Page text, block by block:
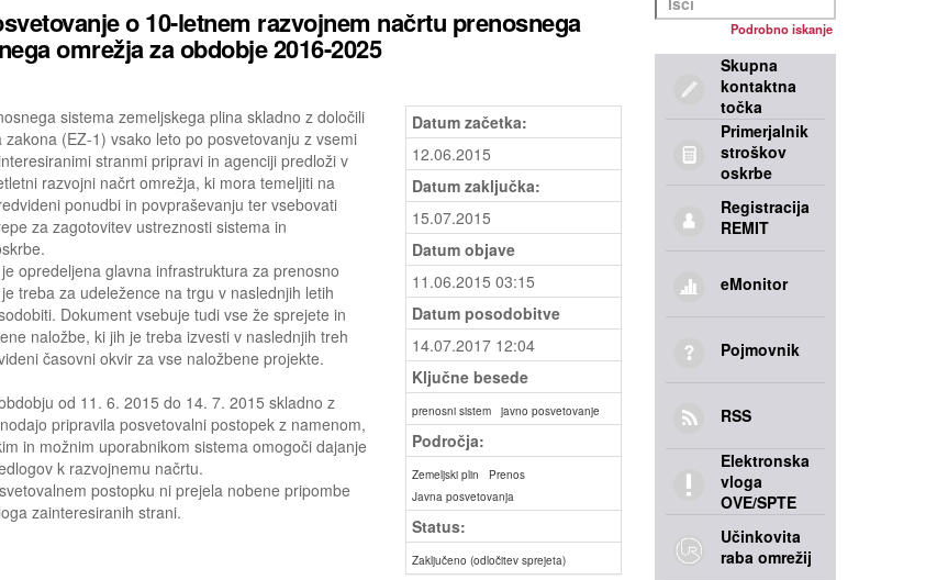
o 10-letnem razvojnem načrtu prenosnega
omrežja za obdobje 2016-2025
sistema zemeljskega plina skladno z določili
zakona (EZ-1) vsako leto po posvetovanju z vsemi
stranmi pripravi in agenciji predloži v
razvojni načrt omrežja, ki mora temeljiti na
ponudbi in povpraševanju ter vsebovati
za zagotovitev ustreznosti sistema in
opredeljena glavna infrastruktura za prenosno
treba za udeležence na trgu v naslednjih letih
Dokument vsebuje tudi vse že sprejete in
naložbe, ki jih je treba izvesti v naslednjih treh
časovni okvir za vse naložbene projekte.
od 11. 6. 2015 do 14. 7. 2015 skladno z
pripravila posvetovalni postopek z namenom,
in možnim uporabnikom sistema omogoči dajanje
k razvojnemu načrtu.
postopku ni prejela nobene pripombe
zainteresiranih strani.
Datum začetka:
12.06.2015
Datum zaključka:
15.07.2015
Datum objave
11.06.2015 03:15
Datum posodobitve
14.07.2017 12:04
Ključne besede
prenosni sistem javno posvetovanje
Področja:
Zemeljski plin
Prenos
Javna posvetovanja
Status:
Zaključeno (odločitev sprejeta)
Podrobno iskanje
Skupna
kontaktna
točka
Primerjalnik
stroškov
oskrbe
Registracija
REMIT
eMonitor
Pojmovnik
RSS
Elektronska
vloga
OVE/SPTE
Učinkovita
raba omrežij